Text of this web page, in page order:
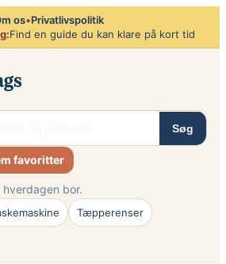
os•Privatlivspolitik
Find en guide du kan klare på kort tid
Søg
favoritter
bor.
Tæpperenser